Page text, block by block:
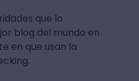
que lo
blog del mundo en
en que usan la